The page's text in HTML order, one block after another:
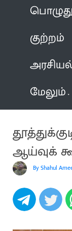
குற்றம்
மேலும்
ஆய்வுக்
By Shahul